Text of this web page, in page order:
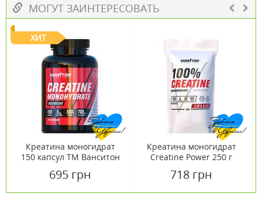
МОГУТ ЗАИНТЕРЕСОВАТЬ
ХИТ
Креатина моногидрат
150 капсул ТМ Ванситон
695 грн
Креатина моногидрат
Creatine Power 250 г
Vansiton
718 грн